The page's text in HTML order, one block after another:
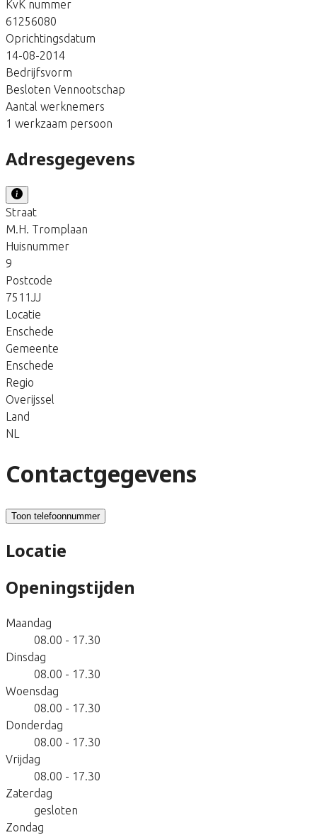
KvK nummer
61256080
Oprichtingsdatum
14-08-2014
Bedrijfsvorm
Besloten Vennootschap
Aantal werknemers
1 werkzaam persoon
Adresgegevens
Straat
M.H. Tromplaan
Huisnummer
9
Postcode
7511JJ
Locatie
Enschede
Gemeente
Enschede
Regio
Overijssel
Land
NL
Contactgegevens
Toon telefoonnummer
Locatie
Openingstijden
Maandag
08.00 - 17.30
Dinsdag
08.00 - 17.30
Woensdag
08.00 - 17.30
Donderdag
08.00 - 17.30
Vrijdag
08.00 - 17.30
Zaterdag
gesloten
Zondag